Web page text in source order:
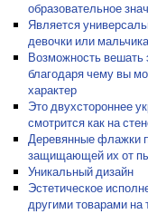
образовательное
Является
девочки или мальчика
Возможность вешать
благодаря чему вы
характер
Это двухстороннее
смотрится как на
Деревянные флажки
защищающей их от
Уникальный дизайн
Эстетическое
другими товарами на